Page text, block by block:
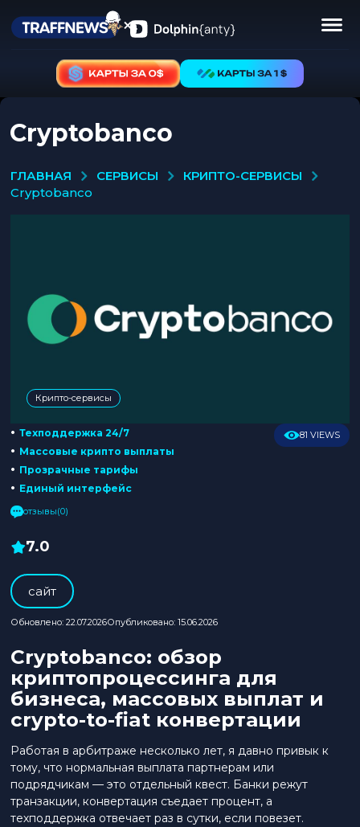
Cryptobanco
ГЛАВНАЯ СЕРВИСЫ
КРИПТО-СЕРВИСЫ
cryptobanco
Крипто-сервисы
• Техподдержка 24/7
• Массовые крипто выплаты
• Прозрачные тарифы
• Единый интерфейс
81 VIEWS
отзывы(0)
7.0
cайт
Обновлено: 22.07.2026Опубликовано: 15.06.2026
Cryptobanco: обзор
криптопроцессинга для
бизнеса, массовых выплат и
crypto-to-fiat конвертации
Работая в арбитраже несколько лет, я давно привык к
тому, что нормальная выплата партнерам или
подрядчикам — это отдельный квест. Банки режут
транзакции, конвертация съедает процент, а
техподдержка отвечает раз в сутки, если повезет.